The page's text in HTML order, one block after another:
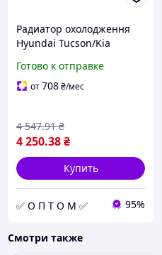
Радиатор охолодження
Hyundai Tucson/Kia
NRF 550294 (opt-om)
Готово к отправке
от708₴/мес
4 250.38₴
4 547.91 ₴
Купить
✅ О П Т О М ✅ 95%
Смотри также